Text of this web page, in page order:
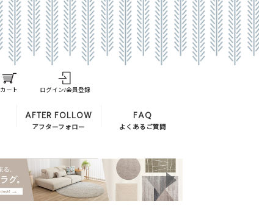
カート
ログイン/会員登録
交換について
AFTER FOLLOW
アフターフォロー
交換用カバー・クッション
ソファのお手入れ方法
FAQ
よくあるご質問